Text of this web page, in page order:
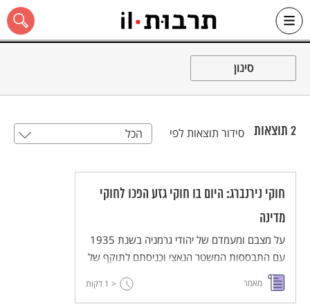
Skip
כל האתר
סינון
2 תוצאות סידור תוצאות לפי הכל
חוקי נירנברג: היום בו חוקי גזע הפכו לחוקי
מדינה
על מצבם ומעמדם של יהודי גרמניה בשנת 1935
עם התבססות המשטר הנאצי וכניסתם לתוקף של
חוקי נירנברג. חוקים שרמסו את זכויותיהם של
היהודים, הגדירו מיהו יהודי והיוו את הבסיס לחוקים
מאמר < 1 דקות